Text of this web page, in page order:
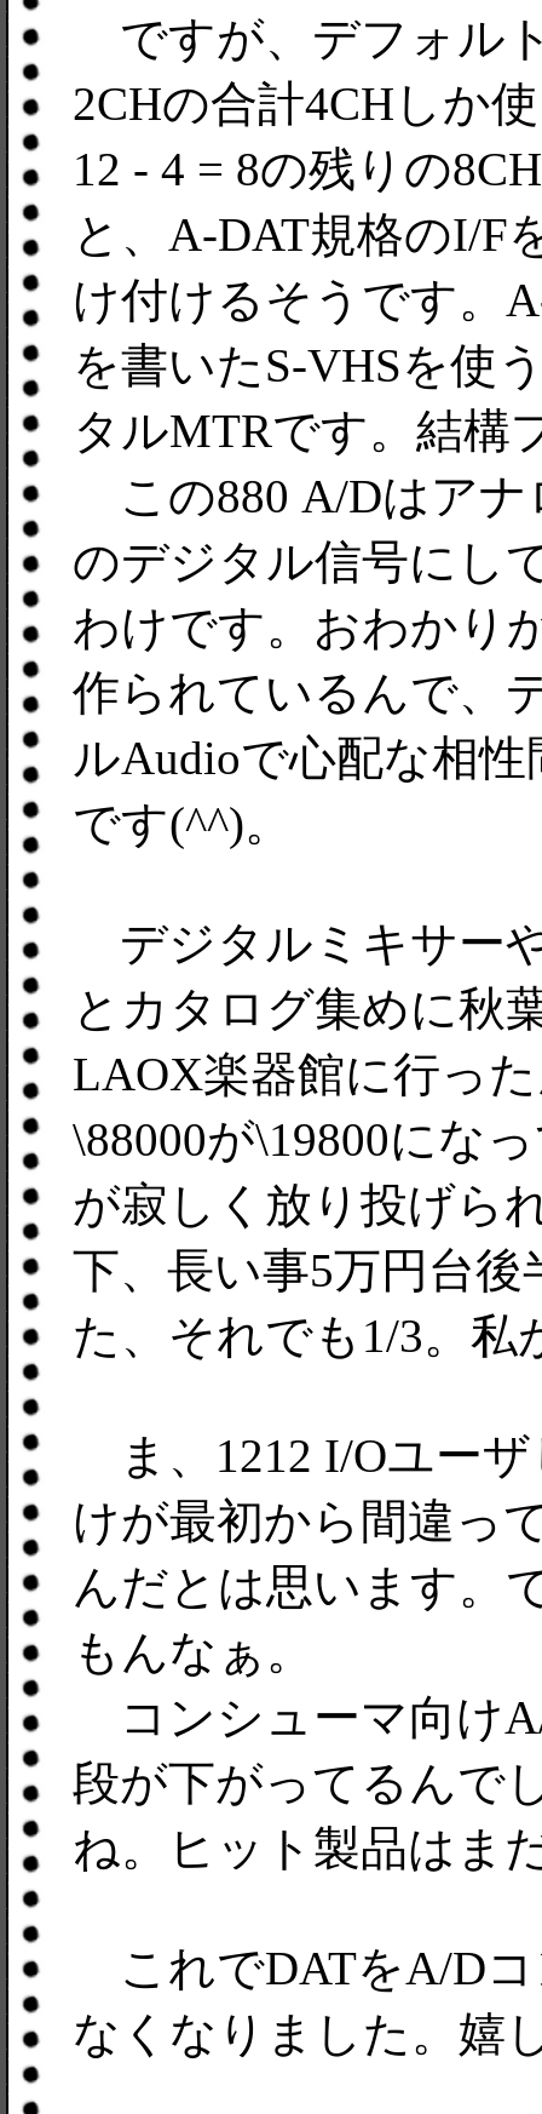
ですが、デフォル
2CHの合計4CHしか
12 - 4 = 8の残りの
と、A-DAT規格のI/F
け付けるそうです。
を書いたS-VHSを使
タルMTRです。結構
この880 A/Dはアナ
のデジタル信号にし
わけです。おわかり
作られているんで、
ルAudioで心配な相
です(^^)。
デジタルミキサー
とカタログ集めに秋
LAOX楽器館に行っ
\88000が\19800にな
が寂しく放り投げら
下、長い事5万円台後
た、それでも1/3。
ま、1212 I/Oユー
けが最初から間違っ
んだとは思います。
もんなぁ。
コンシューマ向け
段が下がってるんで
ね。ヒット製品はま
これでDATをA/D
なくなりました。嬉